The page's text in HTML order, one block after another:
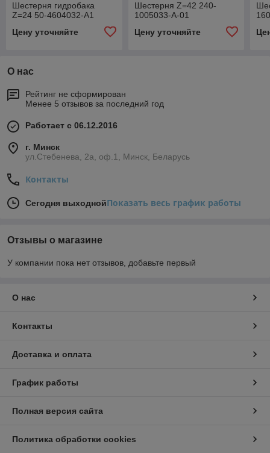
Шестерня гидробака
Z=24 50-4604032-А1
Цену уточняйте
Шестерня Z=42 240-
1005033-А-01
Цену уточняйте
О нас
Рейтинг не сформирован
Менее 5 отзывов за последний год
Работает с 06.12.2016
г. Минск
ул.Стебенева, 2а, оф.1, Минск, Беларусь
Контакты
Сегодня выходнойПоказать весь график работы
Отзывы о магазине
У компании пока нет отзывов, добавьте первый
О нас
Контакты
Доставка и оплата
График работы
Полная версия сайта
Политика обработки cookies